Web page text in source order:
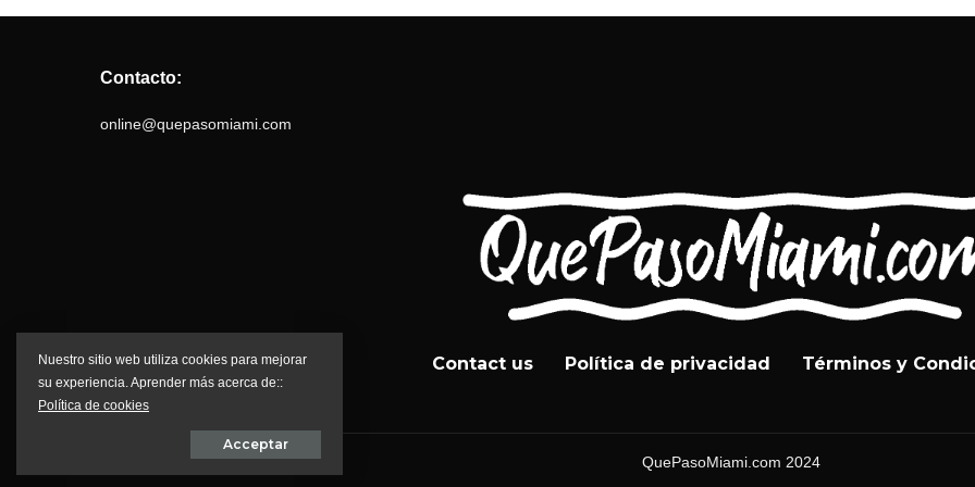
Contacto:
online@quepasomiami.com
Contact us Política de privacidad Términos y
QuePasoMiami.com 2024
Nuestro sitio web utiliza cookies para mejorar
su experiencia. Aprender más acerca de::
Política de cookies
Acceptar